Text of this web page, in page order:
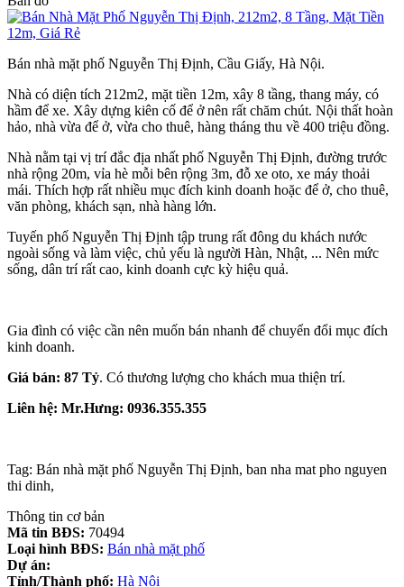
Bán nhà mặt phố Nguyễn Thị Định, Cầu Giấy, Hà Nội.
Nhà có diện tích 212m2, mặt tiền 12m, xây 8 tầng, thang máy, có
hầm để xe. Xây dựng kiên cố để ở nên rất chăm chút. Nội thất hoàn
hảo, nhà vừa để ở, vừa cho thuê, hàng tháng thu về 400 triệu đồng.
Nhà nằm tại vị trí đắc địa nhất phố Nguyễn Thị Định, đường trước
nhà rộng 20m, vỉa hè mỗi bên rộng 3m, đỗ xe oto, xe máy thoải
mái. Thích hợp rất nhiều mục đích kinh doanh hoặc để ở, cho thuê,
văn phòng, khách sạn, nhà hàng lớn.
Tuyến phố Nguyễn Thị Định tập trung rất đông du khách nước
ngoài sống và làm việc, chủ yếu là người Hàn, Nhật, ... Nên mức
sống, dân trí rất cao, kinh doanh cực kỳ hiệu quả.
Gia đình có việc cần nên muốn bán nhanh để chuyển đổi mục đích
kinh doanh.
Giá bán: 87 Tỷ. Có thương lượng cho khách mua thiện trí.
Liên hệ: Mr.Hưng: 0936.355.355
Tag: Bán nhà mặt phố Nguyễn Thị Định, ban nha mat pho nguyen
thi dinh,
Thông tin cơ bản
Mã tin BĐS: 70494
Loại hình BĐS: Bán nhà mặt phố
Dự án:
Tỉnh/Thành phố: Hà Nội